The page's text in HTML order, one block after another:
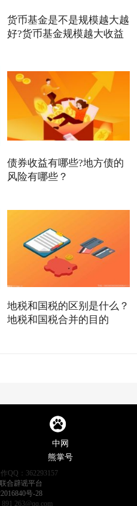
货币基金是不是规模越大越
好?货币基金规模越大收益
债券收益有哪些?地方债的
风险有哪些？
地税和国税的区别是什么？
地税和国税合并的目的
中网
熊掌号
QQ：362293157
合辟谣平台
号-28
263@qq.com